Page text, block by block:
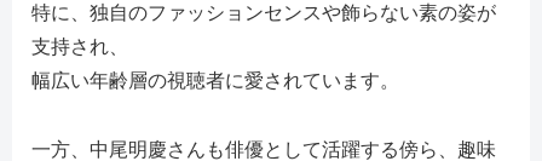
特に、独自のファッションセンスや飾らない素の姿が
支持され、
幅広い年齢層の視聴者に愛されています。
一方、中尾明慶さんも俳優として活躍する傍ら、趣味